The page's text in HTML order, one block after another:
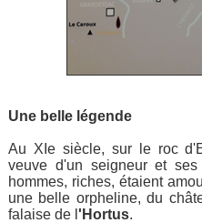
Une belle légende
Au XIe siècle, sur le roc
veuve d'un seigneur et
hommes, riches, étaient
une belle orpheline, du
falaise de l 'Hortus.